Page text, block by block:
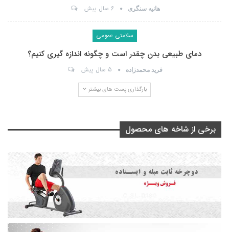
هانیه سنگری 6 سال پیش
سلامتی عمومی
دمای طبیعی بدن چقدر است و چگونه اندازه گیری کنیم؟
فرید محمدزاده 5 سال پیش
بارگذاری پست های بیشتر
برخی از شاخه های محصول